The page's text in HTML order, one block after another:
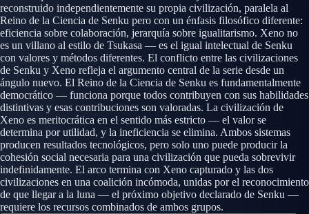
reconstruido independientemente su propia civilización, paralela al
Reino de la Ciencia de Senku pero con un énfasis filosófico diferente:
eficiencia sobre colaboración, jerarquía sobre igualitarismo. Xeno no
es un villano al estilo de Tsukasa — es el igual intelectual de Senku
con valores y métodos diferentes. El conflicto entre las civilizaciones
de Senku y Xeno refleja el argumento central de la serie desde un
ángulo nuevo. El Reino de la Ciencia de Senku es fundamentalmente
democrático — funciona porque todos contribuyen con sus habilidades
distintivas y esas contribuciones son valoradas. La civilización de
Xeno es meritocrática en el sentido más estricto — el valor se
determina por utilidad, y la ineficiencia se elimina. Ambos sistemas
producen resultados tecnológicos, pero solo uno puede producir la
cohesión social necesaria para una civilización que pueda sobrevivir
indefinidamente. El arco termina con Xeno capturado y las dos
civilizaciones en una coalición incómoda, unidas por el reconocimiento
de que llegar a la luna — el próximo objetivo declarado de Senku —
requiere los recursos combinados de ambos grupos.